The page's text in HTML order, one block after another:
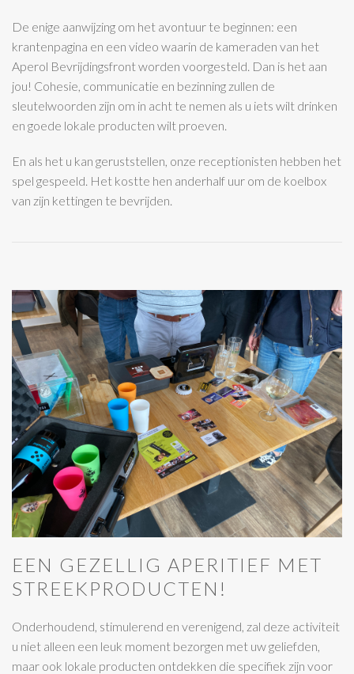
De enige aanwijzing om het avontuur te beginnen: een
krantenpagina en een video waarin de kameraden van het
Aperol Bevrijdingsfront worden voorgesteld. Dan is het aan
jou! Cohesie, communicatie en bezinning zullen de
sleutelwoorden zijn om in acht te nemen als u iets wilt drinken
en goede lokale producten wilt proeven.
En als het u kan geruststellen, onze receptionisten hebben het
spel gespeeld. Het kostte hen anderhalf uur om de koelbox
van zijn kettingen te bevrijden
EEN GEZELLIG APERITIEF MET
STREEKPRODUCTEN!
Onderhoudend, stimulerend en verenigend, zal deze activiteit
u niet alleen een leuk moment bezorgen met uw geliefden,
maar ook lokale producten ontdekken die specifiek zijn voor